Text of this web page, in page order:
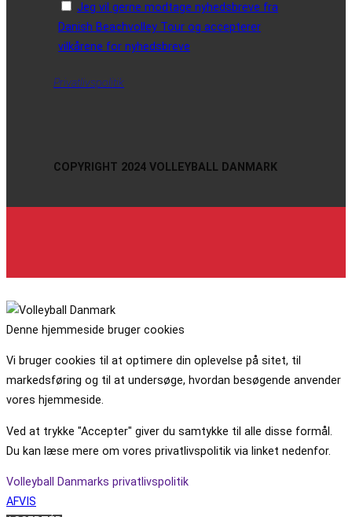
Jeg vil gerne modtage nyhedsbreve fra
Danish Beachvolley Tour og accepterer
vilkårene for nyhedsbreve
Privatlivspolitik
COPYRIGHT 2024 VOLLEYBALL DANMARK
Denne hjemmeside bruger cookies
Vi bruger cookies til at optimere din oplevelse på sitet, til
markedsføring og til at undersøge, hvordan besøgende anvender
vores hjemmeside.
Ved at trykke "Accepter" giver du samtykke til alle disse formål.
Du kan læse mere om vores privatlivspolitik via linket nedenfor.
Volleyball Danmarks privatlivspolitik
AFVIS